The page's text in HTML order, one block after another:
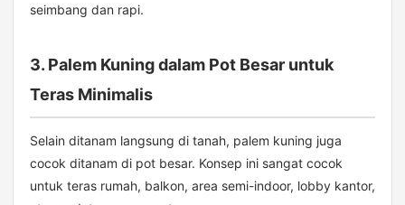
seimbang dan rapi.
3. Palem Kuning dalam Pot Besar untuk
Teras Minimalis
Selain ditanam langsung di tanah, palem kuning juga
cocok ditanam di pot besar. Konsep ini sangat cocok
untuk teras rumah, balkon, area semi-indoor, lobby kantor,